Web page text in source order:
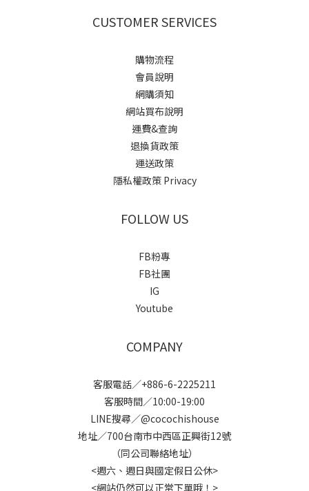
CUSTOMER SERVICES
購物流程
會員說明
網購須知
網站買布說明
運費&查詢
退換貨政策
運送政策
隱私權政策 Privacy
FOLLOW US
FB粉專
FB社團
IG
Youtube
COMPANY
客服電話／+886-6-2225211
客服時間／10:00-19:00
LINE搜尋／@cocochishouse
地址／700台南市中西區正興街12號
（同公司聯絡地址）
<週六、週日與國定假日公休>
<網站仍然可以正常下單哦！>